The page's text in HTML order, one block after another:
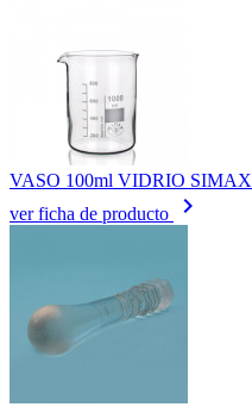
VASO 100ml VIDRIO SIMAX
ver ficha de producto
keyboard_arrow_right